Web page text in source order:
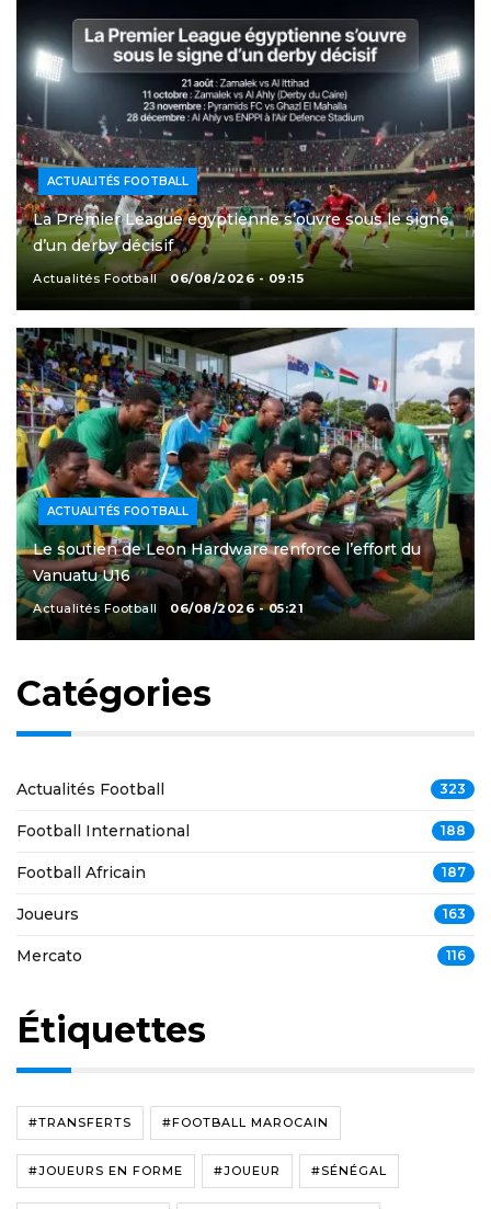
ACTUALITÉS FOOTBALL
La Premier League égyptienne s’ouvre sous le signe
d’un derby décisif
Actualités Football 06/08/2026 - 09:15
ACTUALITÉS FOOTBALL
Le soutien de Leon Hardware renforce l’effort du
Vanuatu U16
Actualités Football 06/08/2026 - 05:21
Catégories
Actualités Football 323
Football International 188
Football Africain 187
Joueurs 163
Mercato 116
Étiquettes
#TRANSFERTS #FOOTBALL MAROCAIN
#JOUEURS EN FORME #JOUEUR #SÉNÉGAL